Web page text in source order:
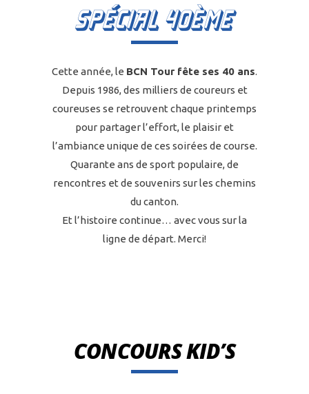
SPÉCIAL 40ÈME
Cette année, le BCN Tour fête ses 40 ans.
Depuis 1986, des milliers de coureurs et
coureuses se retrouvent chaque printemps
pour partager l’effort, le plaisir et
l’ambiance unique de ces soirées de course.
Quarante ans de sport populaire, de
rencontres et de souvenirs sur les chemins
du canton.
Et l’histoire continue… avec vous sur la
ligne de départ. Merci!
CONCOURS KID’S